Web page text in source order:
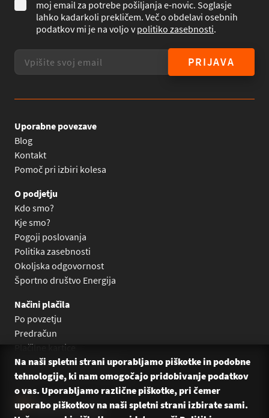
moj email za potrebe pošiljanja e-novic. Soglasje
lahko kadarkoli prekličem. Več o obdelavi osebnih
podatkov mi je na voljo vpolitiko zasebnosti.
PRIJAVA
Uporabne povezave
Blog
Kontakt
Pomoč pri izbiri kolesa
O podjetju
Kdo smo?
Kje smo?
Pogoji poslovanja
Politika zasebnosti
Okoljska odgovornost
Športno društvo Energija
Načini plačila
Po povzetju
Predračun
Plačilne kartice
Plačilo na obroke Leanpay
Plačilo na obroke s karticami
Na naši spletni strani uporabljamo piškotke in podobne
tehnologije, ki nam omogočajo pridobivanje podatkov
o vas. Uporabljamo različne piškotke, pri čemer
uporabo piškotkov na naši spletni strani izbirate sami.